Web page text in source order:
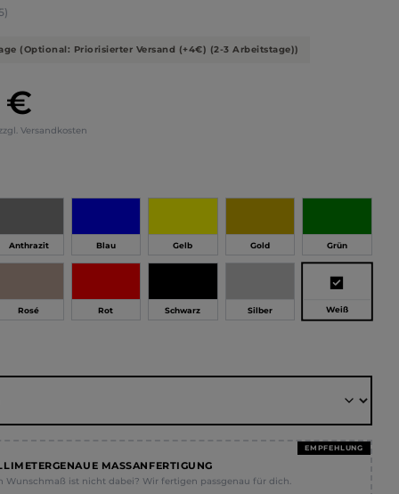
€
Versandkosten
Bewertung von 4.71 von 5 Sternen
(Optional: Priorisierter Versand (+4€) (2-3 Arbeitstage))
Anthrazit Blau Gelb Gold Grün
Rosé Rot Schwarz Silber Weiß
EMPFEHLUNG
MASSANFERTIGUNG
Wunschmaß ist nicht dabei? Wir fertigen passgenau für dich.